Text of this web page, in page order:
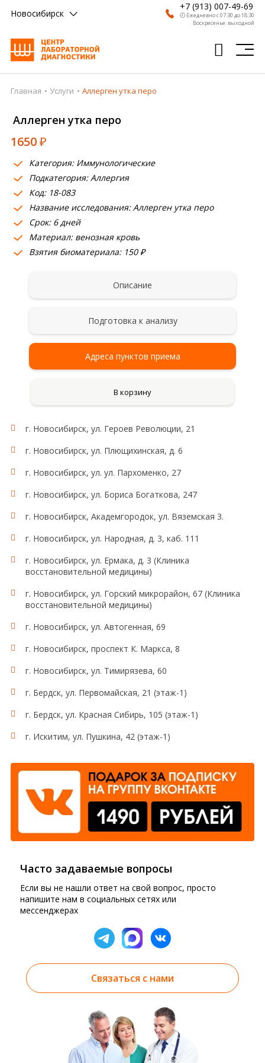
Новосибирск
+7 (913) 007-49-69
🕗 Ежедневно с 07:30 до 18:30
Воскресенье: выходной
Главная
Анализы
Врачи
Получить результат
Пациентам
О компании
Где сдать
Главная Услуги Аллерген утка перо
Аллерген утка перо
1650₽
Категория: Иммунологические
Подкатегория: Аллергия
Код: 18-083
Название исследования: Аллерген утка перо
Срок: 6 дней
Материал: венозная кровь
Взятия биоматериала: 150 ₽
Описание
Подготовка к анализу
Адреса пунктов приема
В корзину
г. Новосибирск, ул. Героев Революции, 21
г. Новосибирск, ул. Плющихинская, д. 6
г. Новосибирск, ул. ул. Пархоменко, 27
г. Новосибирск, ул. Бориса Богаткова, 247
г. Новосибирск, Академгородок, ул. Вяземская 3.
г. Новосибирск, ул. Народная, д. 3, каб. 111
г. Новосибирск, ул. Ермака, д. 3 (Клиника
восстановительной медицины)
г. Новосибирск, ул. Горский микрорайон, 67 (Клиника
восстановительной медицины)
г. Новосибирск, ул. Автогенная, 69
г. Новосибирск, проспект К. Маркса, 8
г. Новосибирск, ул. Тимирязева, 60
г. Бердск, ул. Первомайская, 21 (этаж-1)
г. Бердск, ул. Красная Сибирь, 105 (этаж-1)
г. Искитим, ул. Пушкина, 42 (этаж-1)
Часто задаваемые вопросы
Если вы не нашли ответ на свой вопрос, просто
напишите нам в социальных сетях или
мессенджерах
Связаться с нами